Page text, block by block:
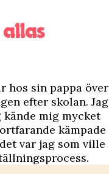
hos sin pappa över
efter skolan. Jag
mig mycket
kämpade
var jag som ville